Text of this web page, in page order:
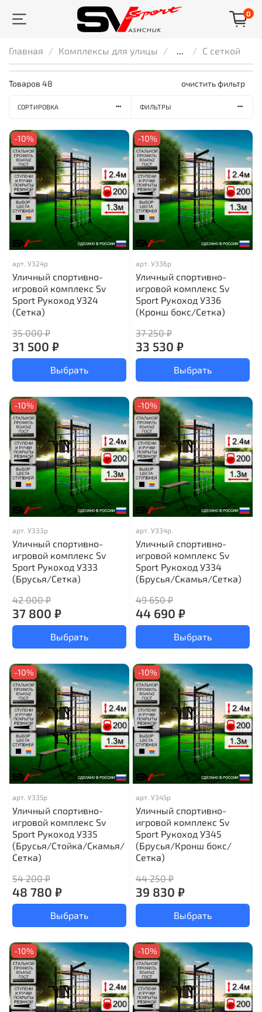
0
Главная Комплексы для улицы ... С сеткой
Товаров 48 очистить фильтр
СОРТИРОВКА ФИЛЬТРЫ
-10%
арт. У324р
Уличный спортивно-
игровой комплекс Sv
Sport Рукоход У324
(Сетка)
35 000 ₽
31 500 ₽
Выбрать
-10%
арт. У336р
Уличный спортивно-
игровой комплекс Sv
Sport Рукоход У336
(Кронш бокс/Сетка)
37 250 ₽
33 530 ₽
Выбрать
-10%
арт. У333р
Уличный спортивно-
игровой комплекс Sv
Sport Рукоход У333
(Брусья/Сетка)
42 000 ₽
37 800 ₽
Выбрать
-10%
арт. У334р
Уличный спортивно-
игровой комплекс Sv
Sport Рукоход У334
(Брусья/Скамья/Сетка)
49 650 ₽
44 690 ₽
Выбрать
-10%
арт. У335р
Уличный спортивно-
игровой комплекс Sv
Sport Рукоход У335
(Брусья/Стойка/Скамья/
Сетка)
54 200 ₽
48 780 ₽
Выбрать
-10%
арт. У345р
Уличный спортивно-
игровой комплекс Sv
Sport Рукоход У345
(Брусья/Кронш бокс/
Сетка)
44 250 ₽
39 830 ₽
Выбрать
-10% -10%